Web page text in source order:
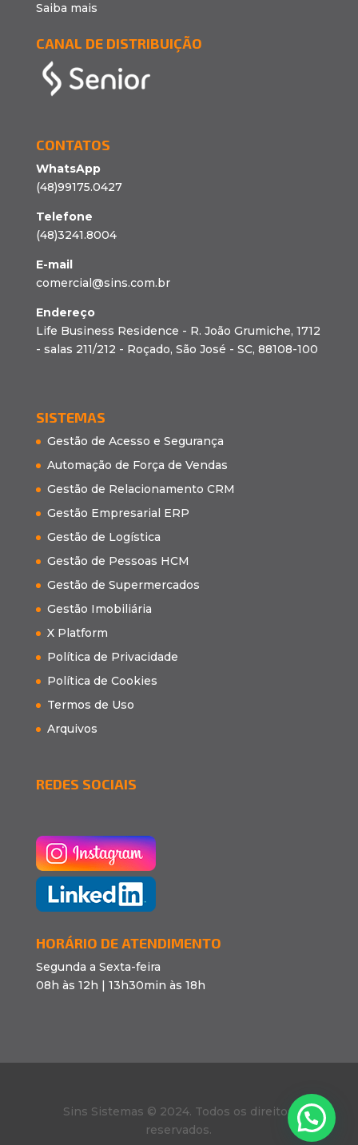
Saiba mais
CANAL DE DISTRIBUIÇÃO
CONTATOS
WhatsApp
(48)99175.0427
Telefone
(48)3241.8004
E-mail
comercial@sins.com.br
Endereço
Life Business Residence - R. João Grumiche, 1712
- salas 211/212 - Roçado, São José - SC, 88108-100
SISTEMAS
Gestão de Acesso e Segurança
Automação de Força de Vendas
Gestão de Relacionamento CRM
Gestão Empresarial ERP
Gestão de Logística
Gestão de Pessoas HCM
Gestão de Supermercados
Gestão Imobiliária
X Platform
Política de Privacidade
Política de Cookies
Termos de Uso
Arquivos
REDES SOCIAIS
HORÁRIO DE ATENDIMENTO
Segunda a Sexta-feira
08h às 12h | 13h30min às 18h
Sins Sistemas © 2024. Todos os direitos
reservados.